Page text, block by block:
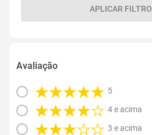
APLICAR FILTRO
Avaliação
5
4 e acima
3 e acima